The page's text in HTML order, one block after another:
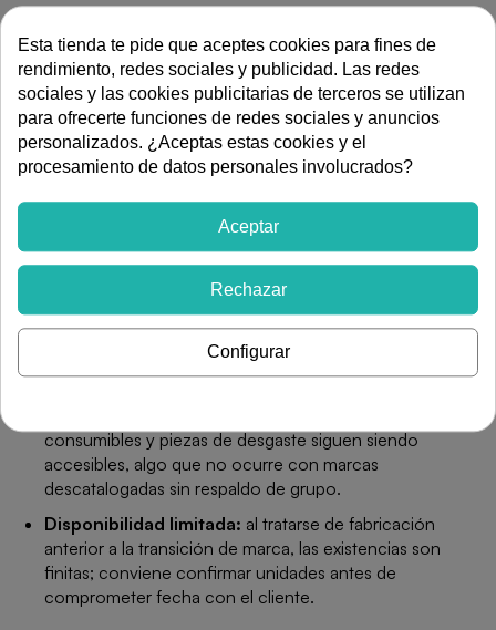
Sustitución sin rehacer la instalación:reponer el
mismo modelo o su continuación directa evita tocar
conexiones de agua y gas, soportes y evacuación, lo
que reduce el tiempo de intervención y el riesgo de
sorpresas en obra.
Respaldo del Grupo Bosch:la marca pertenece a
Bosch desde 1932, de modo que el soporte técnico y
los recambios se canalizan a través de una estructura
de servicio consolidada en España.
administradores de fincas conocen el aparato, saben
cómo se comporta y prefieren mantener homogéneo
el parque de un edificio.
consumibles y piezas de desgaste siguen siendo
accesibles, algo que no ocurre con marcas
descatalogadas sin respaldo de grupo.
Disponibilidad limitada: al tratarse de fabricación
anterior a la transición de marca, las existencias son
finitas; conviene confirmar unidades antes de
comprometer fecha con el cliente.
Esta tienda te pide que aceptes cookies para fines de
rendimiento, redes sociales y publicidad. Las redes
sociales y las cookies publicitarias de terceros se utilizan
para ofrecerte funciones de redes sociales y anuncios
personalizados. ¿Aceptas estas cookies y el
procesamiento de datos personales involucrados?
Aceptar
Rechazar
Configurar